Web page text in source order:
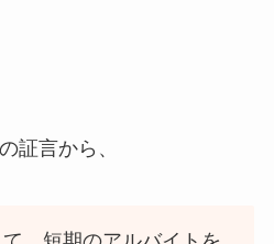
証言から、